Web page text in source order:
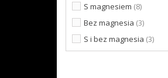
S magnesiem (8)
Bez magnesia (3)
S i bez magnesia (3)